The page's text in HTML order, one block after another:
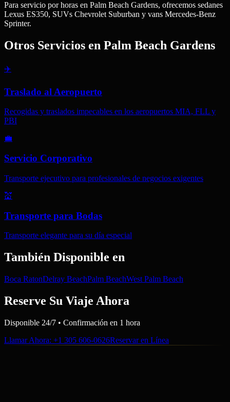
Para servicio por horas en Palm Beach Gardens, ofrecemos sedanes
Lexus ES350, SUVs Chevrolet Suburban y vans Mercedes-Benz
Sprinter.
Otros Servicios en Palm Beach Gardens
✈️
Traslado al Aeropuerto
Recogidas y traslados impecables en los aeropuertos MIA, FLL y
PBI
💼
Servicio Corporativo
Transporte ejecutivo para profesionales de negocios exigentes
💒
Transporte para Bodas
Transporte elegante para su día especial
También Disponible en
Boca RatonDelray BeachPalm BeachWest Palm Beach
Reserve Su Viaje Ahora
Disponible 24/7 • Confirmación en 1 hora
Llamar Ahora: +1 305 606-0626Reservar en Línea